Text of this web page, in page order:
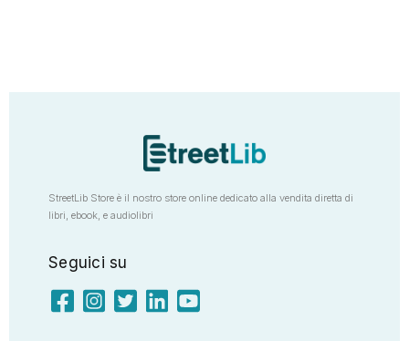
StreetLib Store è il nostro store online dedicato alla vendita diretta di
libri, ebook, e audiolibri
Seguici su